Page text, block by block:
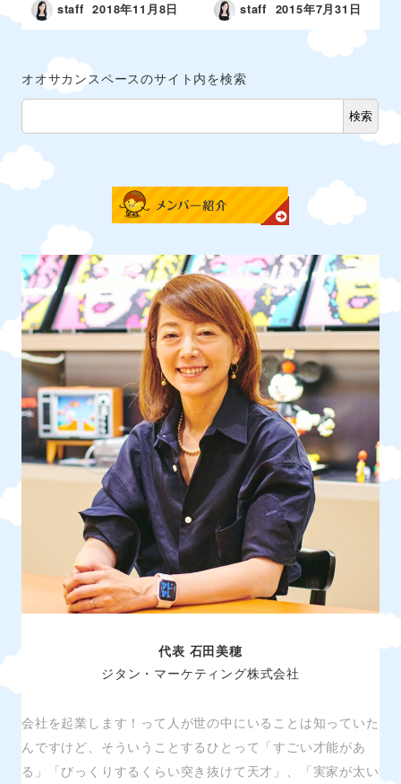
staff 2018年11月8日 staff 2015年7月31日
オオサカンスペースのサイト内を検索
検索
代表 石田美穂
ジタン・マーケティング株式会社
会社を起業します！って人が世の中にいることは知っていた
んですけど、そういうことするひとって「すごい才能があ
る」「びっくりするくらい突き抜けて天才」、「実家が太い